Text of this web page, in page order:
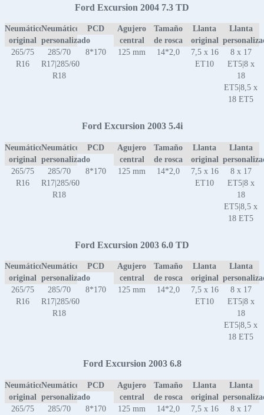
Ford Excursion 2004 7.3 TD
Neumático
original
Neumático
personalizado
PCD
Agujero
central
Tamaño
de rosca
Llanta
original
Llanta
265/75
R16
285/70
R17|285/60
R18
8*170 125 mm 14*2,0
7,5 x 16
ET10
8 x 17
ET5|8 x
18
ET5|8,5 x
18 ET5
Ford Excursion 2003 5.4i
Neumático
original
Neumático
personalizado
PCD
Agujero
central
Tamaño
de rosca
Llanta
original
Llanta
265/75
R16
285/70
R17|285/60
R18
8*170 125 mm 14*2,0
7,5 x 16
ET10
8 x 17
ET5|8 x
18
ET5|8,5 x
18 ET5
Ford Excursion 2003 6.0 TD
Neumático
original
Neumático
personalizado
PCD
Agujero
central
Tamaño
de rosca
Llanta
original
Llanta
265/75
R16
285/70
R17|285/60
R18
8*170 125 mm 14*2,0
7,5 x 16
ET10
8 x 17
ET5|8 x
18
ET5|8,5 x
18 ET5
Ford Excursion 2003 6.8
Neumático
original
Neumático
personalizado
PCD
Agujero
central
Tamaño
de rosca
Llanta
original
Llanta
265/75
285/70
8*170 125 mm 14*2,0
7,5 x 16
8 x 17